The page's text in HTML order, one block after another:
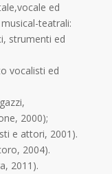
ed
teatrali:
strumenti ed
vocalisti ed
2000);
e attori, 2001).
2004).
2011).